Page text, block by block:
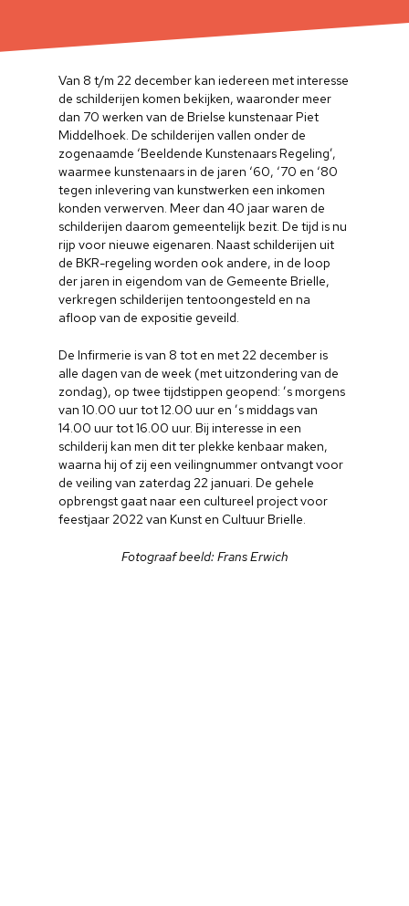
Van 8 t/m 22 december kan iedereen met interesse
de schilderijen komen bekijken, waaronder meer
dan 70 werken van de Brielse kunstenaar Piet
Middelhoek. De schilderijen vallen onder de
zogenaamde ‘Beeldende Kunstenaars Regeling’,
waarmee kunstenaars in de jaren ‘60, ‘70 en ‘80
tegen inlevering van kunstwerken een inkomen
konden verwerven. Meer dan 40 jaar waren de
schilderijen daarom gemeentelijk bezit. De tijd is nu
rijp voor nieuwe eigenaren. Naast schilderijen uit
de BKR-regeling worden ook andere, in de loop
der jaren in eigendom van de Gemeente Brielle,
verkregen schilderijen tentoongesteld en na
afloop van de expositie geveild.
De Infirmerie is van 8 tot en met 22 december is
alle dagen van de week (met uitzondering van de
zondag), op twee tijdstippen geopend: ’s morgens
van 10.00 uur tot 12.00 uur en ’s middags van
14.00 uur tot 16.00 uur. Bij interesse in een
schilderij kan men dit ter plekke kenbaar maken,
waarna hij of zij een veilingnummer ontvangt voor
de veiling van zaterdag 22 januari. De gehele
opbrengst gaat naar een cultureel project voor
feestjaar 2022 van Kunst en Cultuur Brielle.
Fotograaf beeld: Frans Erwich